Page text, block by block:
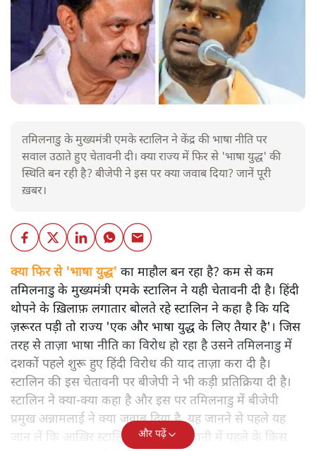
तमिलनाडु के मुख्यमंत्री एमके स्टालिन ने केंद्र की भाषा नीति पर
सवाल उठाते हुए चेतावनी दी। क्या राज्य में फिर से 'भाषा युद्ध' की
स्थिति बन रही है? बीजेपी ने इस पर क्या जवाब दिया? जानें पूरी
ख़बर।
क्या फिर से 'भाषा युद्ध' का माहौल बन रहा है? कम से कम
तमिलनाडु के मुख्यमंत्री एमके स्टालिन ने यही चेतावनी दी है। हिंदी
थोपने के ख़िलाफ़ लगातार बोलते रहे स्टालिन ने कहा है कि यदि
ज़रूरत पड़ी तो राज्य 'एक और भाषा युद्ध के लिए तैयार है'। जिस
तरह से ताज़ा भाषा नीति का विरोध हो रहा है उसने तमिलनाडु में
दशकों पहले शुरू हुए हिंदी विरोध की याद ताज़ा करा दी है।
स्टालिन की इस चेतावनी पर बीजेपी ने भी कड़ी प्रतिक्रिया दी है।
स्टालिन ने क्या-क्या कहा है और इस पर तमिलनाडु में बीजेपी
प्रमुख अन्नामलाई ने क्या जवाब दिया है, यह जानने से पहले यह
जान लें कि आख़िर स्टालिन ने अपनी चेतावनी में पहले के किस
और पढ़ें